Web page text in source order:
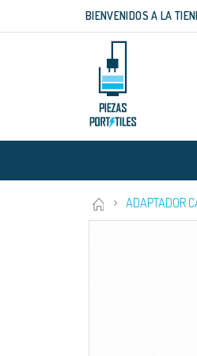
contenido
BIENVENIDOS A LA
ADAPTADOR